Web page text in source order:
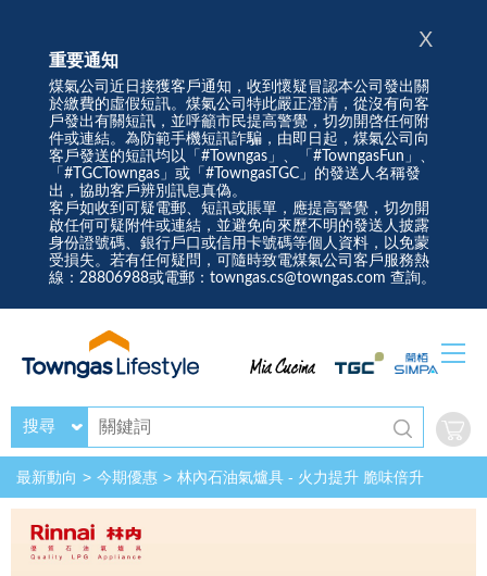
重要通知
煤氣公司近日接獲客戶通知，收到懷疑冒認本公司發出關
於繳費的虛假短訊。煤氣公司特此嚴正澄清，從沒有向客
戶發出有關短訊，並呼籲市民提高警覺，切勿開啓任何附
件或連結。為防範手機短訊詐騙，由即日起，煤氣公司向
客戶發送的短訊均以「#Towngas」、「#TowngasFun」、
「#TGCTowngas」或「#TowngasTGC」的發送人名稱發
出，協助客戶辨別訊息真偽。
客戶如收到可疑電郵、短訊或賬單，應提高警覺，切勿開
啟任何可疑附件或連結，並避免向來歷不明的發送人披露
身份證號碼、銀行戶口或信用卡號碼等個人資料，以免蒙
受損失。若有任何疑問，可隨時致電煤氣公司客戶服務熱
線：28806988或電郵：towngas.cs@towngas.com 查詢。
X
搜尋
最新動向 今期優惠 林內石油氣爐具 - 火力提升 脆味倍升